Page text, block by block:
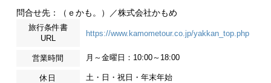
問合せ先：（ｅかも。）／株式会社かもめ
旅行条件書
URL
https://www.kamometour.co.jp/yakkan_top.php
営業時間 月～金曜日：10:00～18:00
休日 土・日・祝日・年末年始